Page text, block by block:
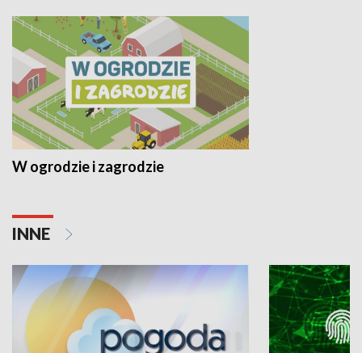
W ogrodzie i zagrodzie
INNE